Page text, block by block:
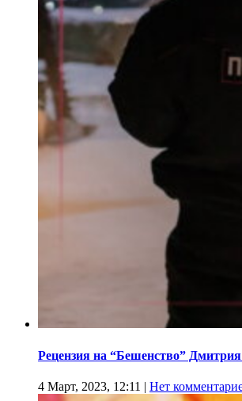
Рецензия на “Бешенство”
4 Март, 2023, 12:11 | Нет